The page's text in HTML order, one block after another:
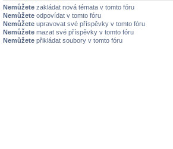
Nemůžete zakládat nová témata v tomto fóru
Nemůžete odpovídat v tomto fóru
Nemůžete upravovat své příspěvky v tomto fóru
Nemůžete mazat své příspěvky v tomto fóru
Nemůžete přikládat soubory v tomto fóru